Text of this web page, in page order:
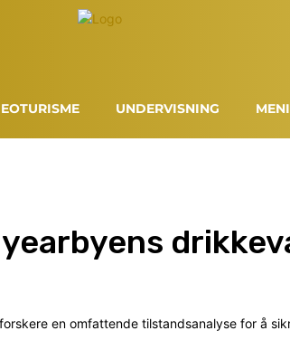
UNDERVISNING
en omfattende tilstandsanalyse for å